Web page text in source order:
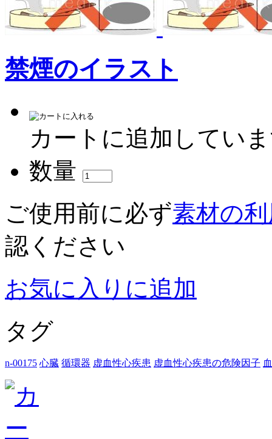
禁煙のイラスト
カートに追加してい
数量
ご使用前に必ず素材の
認ください
お気に入りに追加
タグ
n-00175 心臓 循環器 虚血性心疾患 虚血性心疾患の危険因子